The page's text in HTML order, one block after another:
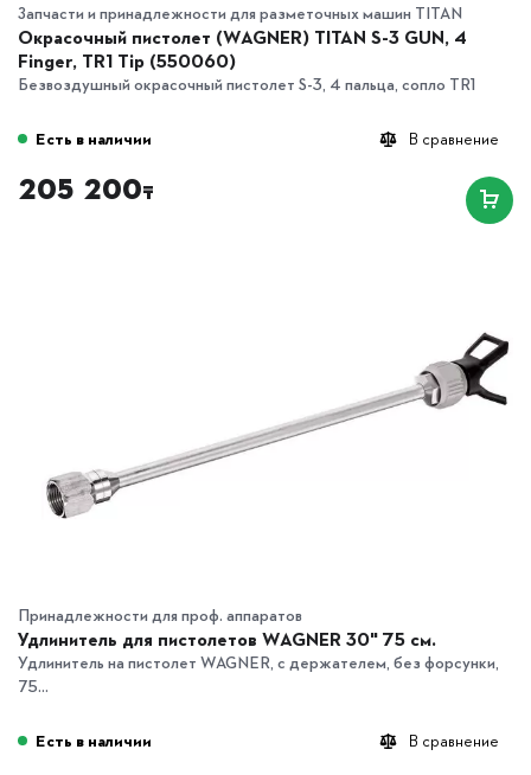
Запчасти и принадлежности для разметочных машин TITAN
Окрасочный пистолет (WAGNER) TITAN S-3 GUN, 4
Finger, TR1 Tip (550060)
Безвоздушный окрасочный пистолет S-3, 4 пальца, сопло TR1
В сравнение
Есть в наличии
205 200₸
Принадлежности для проф. аппаратов
Удлинитель для пистолетов WAGNER 30" 75 см.
Удлинитель на пистолет WAGNER, с держателем, без форсунки,
75...
В сравнение
Есть в наличии